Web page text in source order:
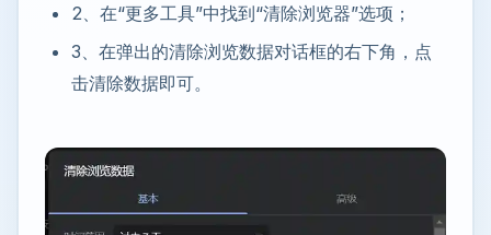
2、在“更多工具”中找到“清除浏览器”选项；
3、在弹出的清除浏览数据对话框的右下角，点
击清除数据即可。